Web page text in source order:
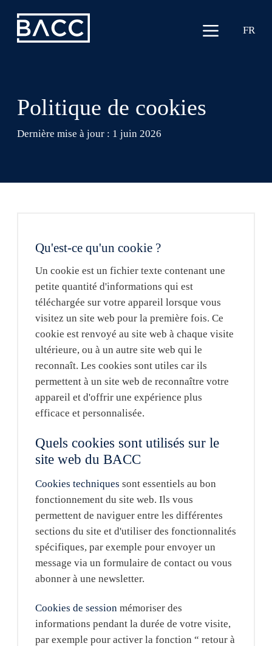
FR
Politique de cookies
Dernière mise à jour : 1 juin 2026
Qu'est-ce qu'un cookie ?
Un cookie est un fichier texte contenant une
petite quantité d'informations qui est
téléchargée sur votre appareil lorsque vous
visitez un site web pour la première fois. Ce
cookie est renvoyé au site web à chaque visite
ultérieure, ou à un autre site web qui le
reconnaît. Les cookies sont utiles car ils
permettent à un site web de reconnaître votre
appareil et d'offrir une expérience plus
efficace et personnalisée.
Quels cookies sont utilisés sur le
site web du BACC
Cookies techniques sont essentiels au bon
fonctionnement du site web. Ils vous
permettent de naviguer entre les différentes
sections du site et d'utiliser des fonctionnalités
spécifiques, par exemple pour envoyer un
message via un formulaire de contact ou vous
abonner à une newsletter.
Cookies de session mémoriser des
informations pendant la durée de votre visite,
par exemple pour activer la fonction “ retour à